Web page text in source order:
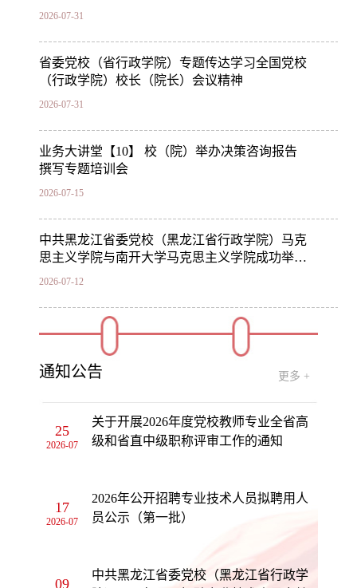
2026-07-31
省委党校（省行政学院）专题传达学习全国党校
（行政学院）校长（院长）会议精神
2026-07-31
业务大讲堂【10】 校（院）举办决策咨询报告
撰写专题培训会
2026-07-15
中共黑龙江省委党校（黑龙江省行政学院）马克
思主义学院与南开大学马克思主义学院成功举行
合作签约仪式
2026-07-12
省委党校（省行政学院）召开机关妇女联合会成
立大会暨第一次妇女代表大会
2026-07-11
通知公告 更多 +
25
2026-07
关于开展2026年度党校教师专业全省高
级和省直中级职称评审工作的通知
17
2026-07
2026年公开招聘专业技术人员拟聘用人
员公示（第一批）
09
中共黑龙江省委党校（黑龙江省行政学